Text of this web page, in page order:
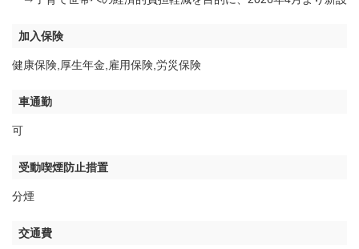
加入保険
健康保険,厚生年金,雇用保険,労災保険
車通勤
可
受動喫煙防止措置
分煙
交通費